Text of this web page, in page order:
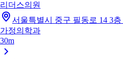
리더스의원
서울특별시 중구 필동로 14 3
가정의학과
30m